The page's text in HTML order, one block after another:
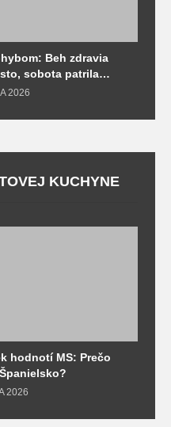
Beh zdravia
sobota patrila
2026
KUCHYNE
hodnotí MS: Prečo
2026